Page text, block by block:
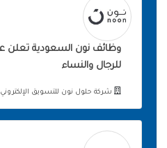
للرجال والنساء
شركة حلول نون للتسويق الإلكتروني